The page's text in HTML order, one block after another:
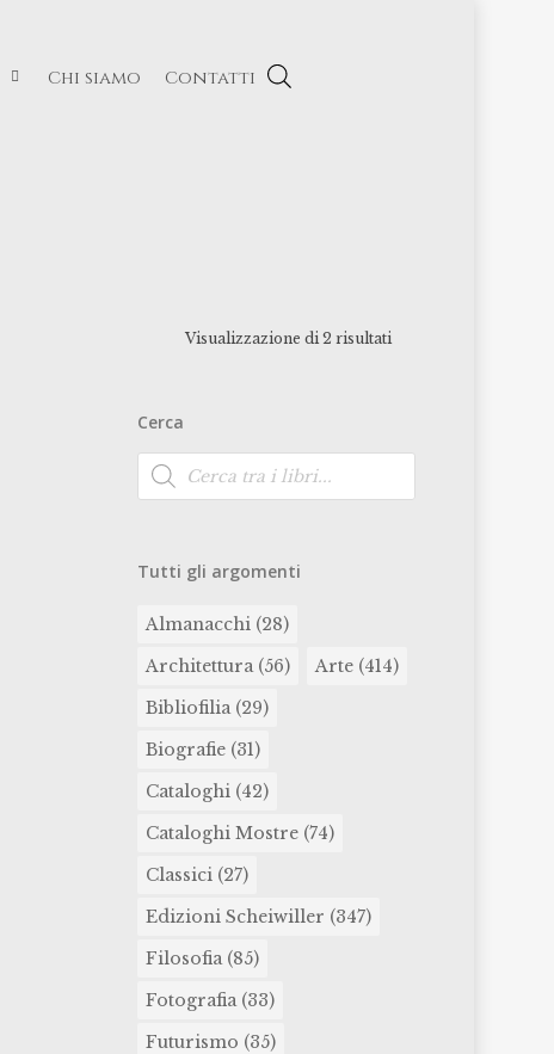
Chi siamo Contatti
Visualizzazione di 2 risultati
Cerca
Ricerca
prodotti
Tutti gli argomenti
Almanacchi(28)
Architettura(56) Arte(414)
Bibliofilia(29)
Biografie(31)
Cataloghi(42)
Cataloghi Mostre(74)
Classici(27)
Edizioni Scheiwiller (347)
Filosofia(85)
Fotografia(33)
Futurismo (35)